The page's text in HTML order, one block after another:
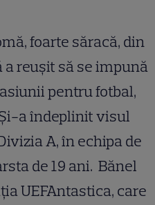
foarte săracă, din
a reușit să se impună
pentru fotbal,
a îndeplinit visul
A, în echipa de
de 19 ani. Bănel
UEFAntastica, care